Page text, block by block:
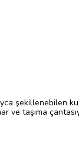
şekillenebilen
ve taşıma